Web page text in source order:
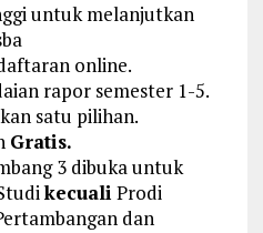
untuk melanjutkan
online.
rapor semester 1-5.
satu pilihan.
Gratis.
3 dibuka untuk
kecuali Prodi
dan